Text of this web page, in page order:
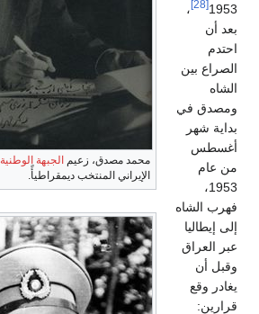
محمد مصدق، زعيم الجبهة الوطنية
الإيراني المنتخب ديمقراطيأً.
1953
[28]
،
بعد أن
احتدم
الصراع بين
الشاه
ومصدق في
بداية شهر
أغسطس
من عام
1953،
فهرب الشاه
إلى إيطاليا
عبر العراق
وقبل أن
يغادر وقع
قرارين: